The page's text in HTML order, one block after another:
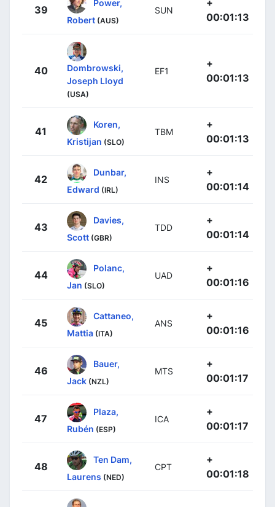
39
Power,
Robert (AUS)
SUN
+
00:01:13
40
Dombrowski,
Joseph Lloyd
(USA)
EF1
+
00:01:13
41
Koren,
Kristijan (SLO)
TBM
+
00:01:13
42
Dunbar,
Edward (IRL)
INS
+
00:01:14
43
Davies,
Scott (GBR)
TDD
+
00:01:14
44
Polanc,
Jan (SLO)
UAD
+
00:01:16
45
Cattaneo,
Mattia (ITA)
ANS
+
00:01:16
46
Bauer,
Jack (NZL)
MTS
+
00:01:17
47
Plaza,
Rubén (ESP)
ICA
+
00:01:17
48
Ten Dam,
Laurens (NED)
CPT
+
00:01:18